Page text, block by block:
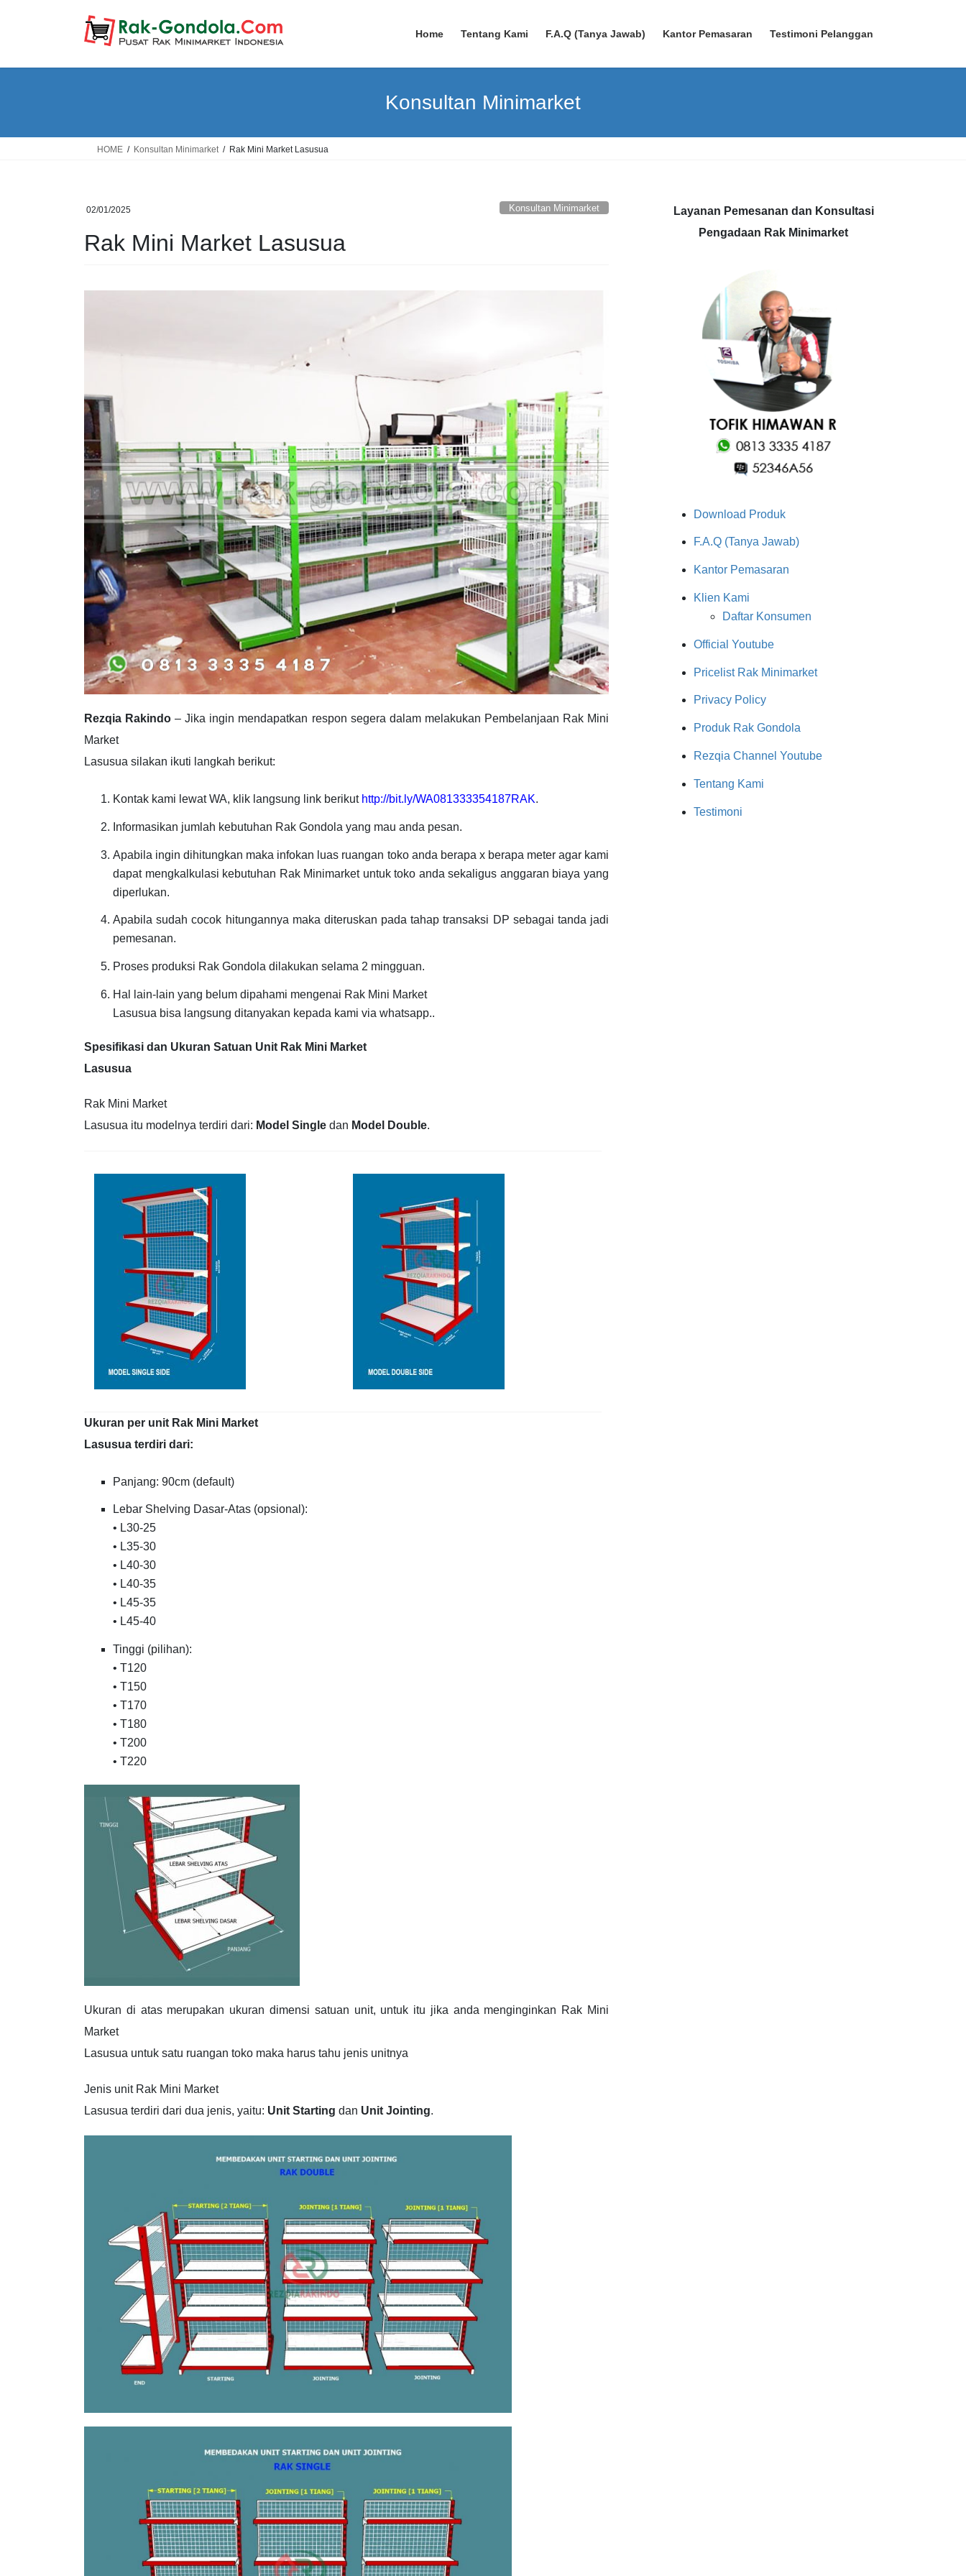
Home Tentang Kami F.A.Q (Tanya Jawab) Kantor Pemasaran Testimoni Pelanggan
Konsultan Minimarket
HOME Konsultan Minimarket Rak Mini Market Lasusua
02/01/2025 Konsultan Minimarket
Rak Mini Market Lasusua
Rezqia Rakindo – Jika ingin mendapatkan respon segera dalam melakukan Pembelanjaan Rak Mini
Market
Lasusua silakan ikuti langkah berikut:
Kontak kami lewat WA, klik langsung link berikut http://bit.ly/WA081333354187RAK.
Informasikan jumlah kebutuhan Rak Gondola yang mau anda pesan.
Apabila ingin dihitungkan maka infokan luas ruangan toko anda berapa x berapa meter agar kami
dapat mengkalkulasi kebutuhan Rak Minimarket untuk toko anda sekaligus anggaran biaya yang
diperlukan.
Apabila sudah cocok hitungannya maka diteruskan pada tahap transaksi DP sebagai tanda jadi
pemesanan.
Proses produksi Rak Gondola dilakukan selama 2 mingguan.
Hal lain-lain yang belum dipahami mengenai Rak Mini Market
Lasusua bisa langsung ditanyakan kepada kami via whatsapp..
Spesifikasi dan Ukuran Satuan Unit Rak Mini Market
Lasusua
Rak Mini Market
Lasusua itu modelnya terdiri dari: Model Single dan Model Double.
Ukuran per unit Rak Mini Market
Lasusua terdiri dari:
Panjang: 90cm (default)
Lebar Shelving Dasar-Atas (opsional):
• L30-25
• L35-30
• L40-30
• L40-35
• L45-35
• L45-40
Tinggi (pilihan):
• T120
• T150
• T170
• T180
• T200
• T220
Ukuran di atas merupakan ukuran dimensi satuan unit, untuk itu jika anda menginginkan Rak Mini
Market
Lasusua untuk satu ruangan toko maka harus tahu jenis unitnya
Jenis unit Rak Mini Market
Lasusua terdiri dari dua jenis, yaitu: Unit Starting dan Unit Jointing.
Layanan Pemesanan dan Konsultasi
Pengadaan Rak Minimarket
Download Produk
F.A.Q (Tanya Jawab)
Kantor Pemasaran
Klien Kami
Daftar Konsumen
Official Youtube
Pricelist Rak Minimarket
Privacy Policy
Produk Rak Gondola
Rezqia Channel Youtube
Tentang Kami
Testimoni